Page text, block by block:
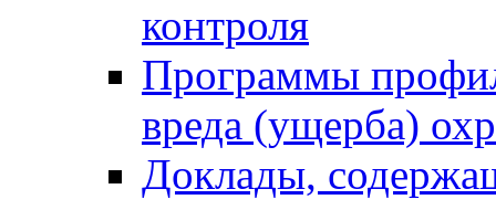
контроля
Программы
вреда (ущерба)
Доклады,